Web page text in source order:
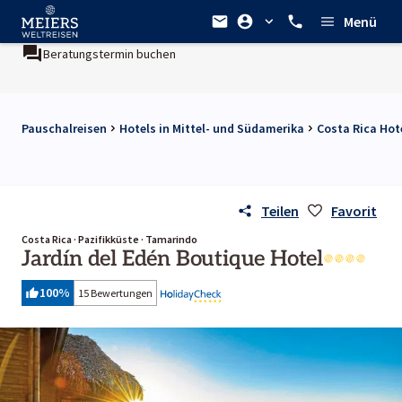
Menü
Beratungstermin buchen
Pauschalreisen Hotels in Mittel- und Südamerika Costa Rica
Teilen Favorit
Costa Rica · Pazifikküste · Tamarindo
Jardín del Edén Boutique Hotel
100% 15 Bewertungen